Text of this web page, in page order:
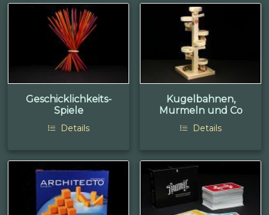
Geschicklichkeits-
Spiele
Details
Kugelbahnen,
Murmeln und Co
Details